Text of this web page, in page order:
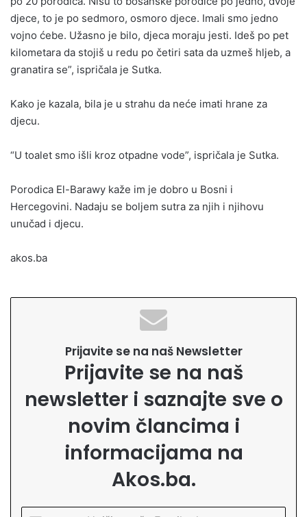
djece, to je po sedmoro, osmoro djece. Imali smo jedno
vojno ćebe. Užasno je bilo, djeca moraju jesti. Ideš po pet
kilometara da stojiš u redu po četiri sata da uzmeš hljeb, a
granatira se”, ispričala je Sutka.
Kako je kazala, bila je u strahu da neće imati hrane za
djecu.
“U toalet smo išli kroz otpadne vode”, ispričala je Sutka.
Porodica El-Barawy kaže im je dobro u Bosni i
Hercegovini. Nadaju se boljem sutra za njih i njihovu
unučad i djecu.
akos.ba
Prijavite se na naš Newsletter
Prijavite se na naš
newsletter i saznajte sve o
novim člancima i
informacijama na
Akos.ba.